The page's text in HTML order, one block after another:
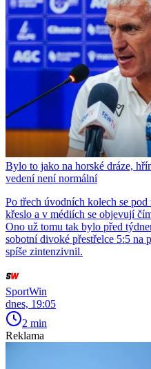
Bylo to jako na horské dráze,
vedení není normální
Po třech úvodních kolech se
křeslo a v médiích se objevují
Ono už tomu tak bylo před
sobotní divoké přestřelce 5:5 na
spíše zintenzivnil.
SportWin
dnes, 19:05
2 min
Reklama